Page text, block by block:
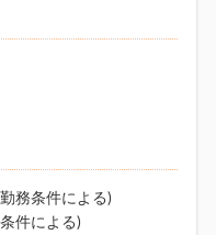
務条件による)
件による)